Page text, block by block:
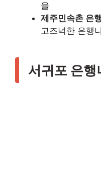
을
제주민속촌 은
고즈넉한 은행
서귀포 은행